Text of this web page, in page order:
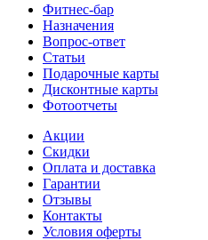
Фитнес-бар
Назначения
Вопрос-ответ
Статьи
Подарочные карты
Дисконтные карты
Фотоотчеты
Акции
Скидки
Оплата и доставка
Гарантии
Отзывы
Контакты
Условия оферты